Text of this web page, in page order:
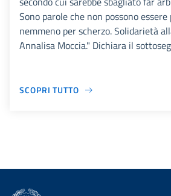
Sono parole che non possono
nemmeno per scherzo. Solidarietà
Annalisa Moccia." Dichiara il
SCOPRI TUTTO